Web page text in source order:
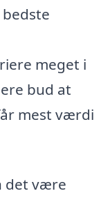
meget i
bud at
mest værdi
det være